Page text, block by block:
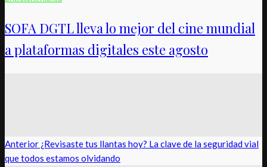
SOFA DGTL lleva lo mejor del cine mundial
a plataformas digitales este agosto
Anterior ¿Revisaste tus llantas hoy? La clave de la seguridad vial
que todos estamos olvidando